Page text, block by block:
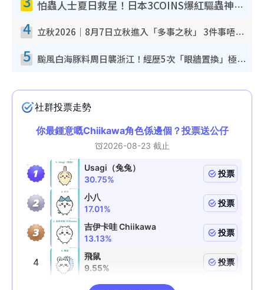
怕蟲人士夏日救星！日本3COINS爆紅驅蟲神器$45起 1招「全程免觸碰」輕鬆搞定小強
4 立秋2026｜8月7日立秋進入「多事之秋」 3件事唔做得！專家教6招開運 清枱頭／銀包納氣接好運
5 颱風白海豚料周日襲浙江！經歷5次「眼牆置換」極罕見 成登陸內地最長途颱風